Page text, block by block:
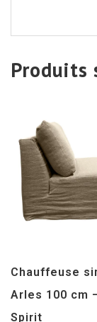
Produits
Chauffeuse
Arles 100 cm
Spirit